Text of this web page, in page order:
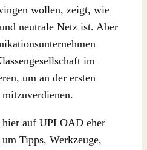
wollen, zeigt, wie
neutrale Netz ist. Aber
im
um an der ersten
hier auf UPLOAD eher
Tipps, Werkzeuge,